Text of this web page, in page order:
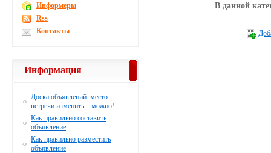
В данной
Информеры
Rss
Контакты
Информация
Доска объявлений: место
встречи изменить... можно!
Как правильно составить
объявление
Как правильно разместить
объявление